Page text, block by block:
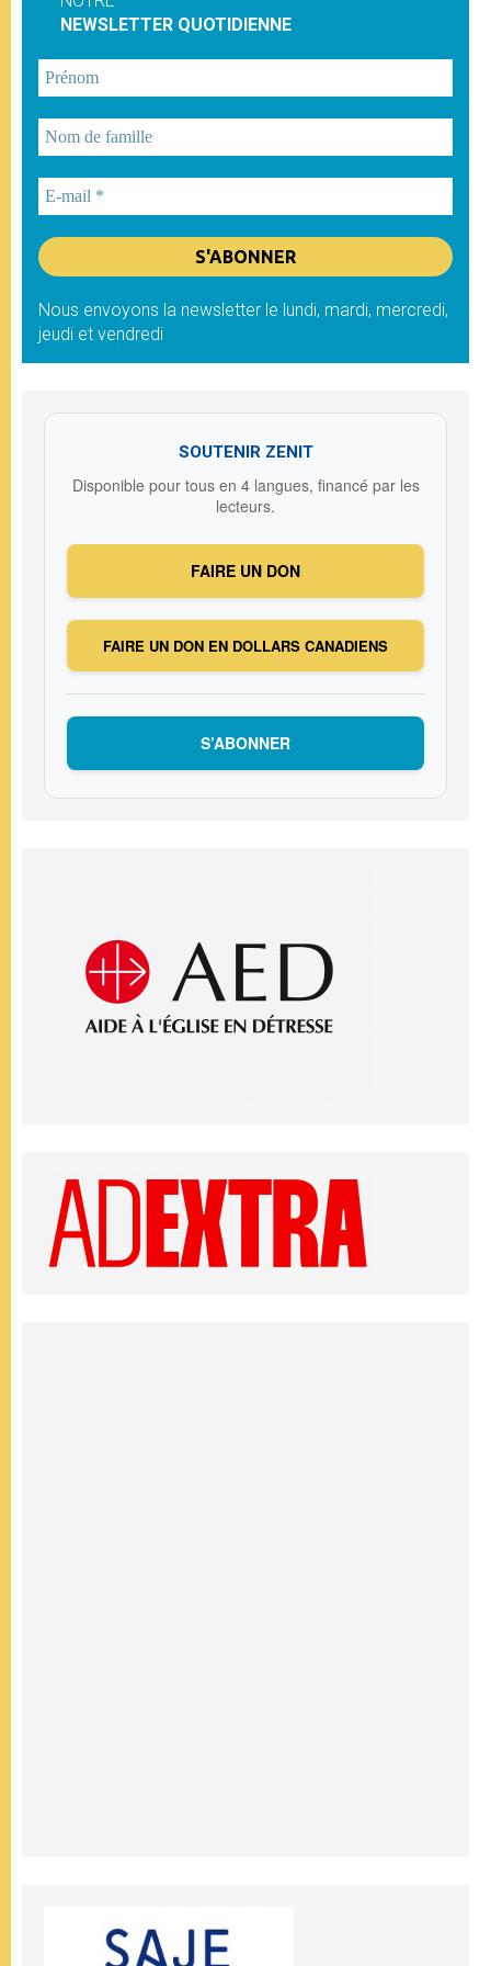
NEWSLETTER QUOTIDIENNE
Nous envoyons la newsletter le lundi, mardi, mercredi,
jeudi et vendredi
SOUTENIR ZENIT
Disponible pour tous en 4 langues, financé par les
lecteurs.
FAIRE UN DON
FAIRE UN DON EN DOLLARS CANADIENS
S’ABONNER